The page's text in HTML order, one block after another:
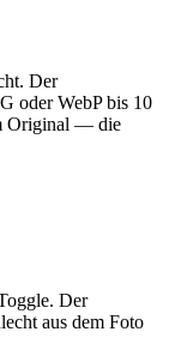
Der
oder WebP bis 10
Original — die
Der
aus dem Foto